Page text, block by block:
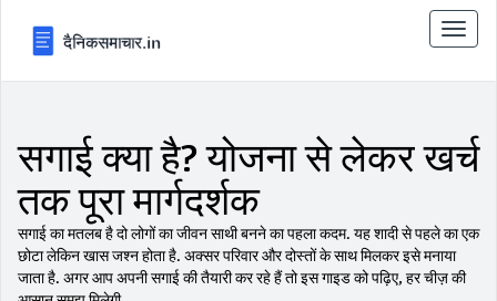
टॉगल
से
सगाई क्या है? योजना से लेकर खर्च
तक पूरा मार्गदर्शक
सगाई का मतलब है दो लोगों का जीवन साथी बनने का पहला कदम. यह शादी से पहले का एक
छोटा लेकिन खास जश्न होता है. अक्सर परिवार और दोस्तों के साथ मिलकर इसे मनाया
जाता है. अगर आप अपनी सगाई की तैयारी कर रहे हैं तो इस गाइड को पढ़िए, हर चीज़ की